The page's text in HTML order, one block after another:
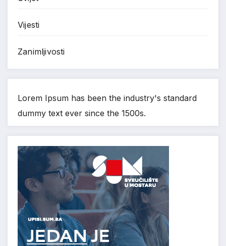
Vijesti
Zanimljivosti
Lorem Ipsum has been the industry's standard
dummy text ever since the 1500s.